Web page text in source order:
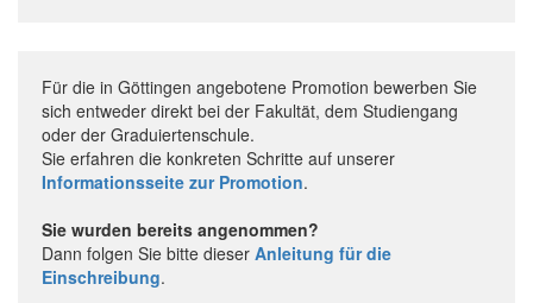
Für die in Göttingen angebotene Promotion bewerben Sie
sich entweder direkt bei der Fakultät, dem Studiengang
oder der Graduiertenschule.
Sie erfahren die konkreten Schritte auf unserer
Informationsseite zur Promotion.
Sie wurden bereits angenommen?
Dann folgen Sie bitte dieser Anleitung für die
Einschreibung.